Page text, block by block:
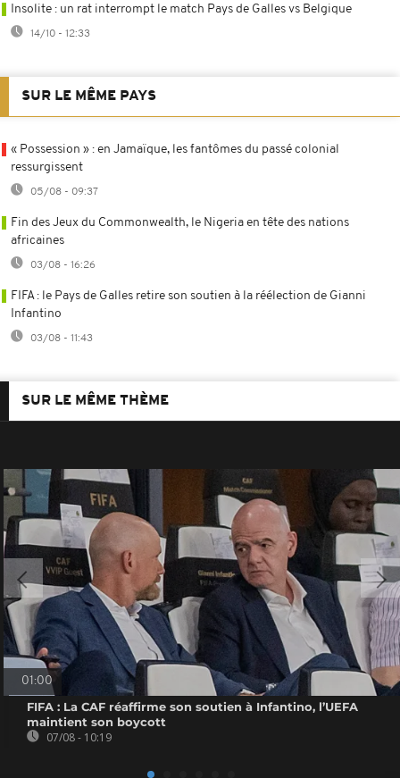
Insolite : un rat interrompt le match Pays de Galles vs Belgique
14/10 - 12:33
SUR LE MÊME PAYS
« Possession » : en Jamaïque, les fantômes du passé colonial
ressurgissent
05/08 - 09:37
Fin des Jeux du Commonwealth, le Nigeria en tête des nations
africaines
03/08 - 16:26
FIFA : le Pays de Galles retire son soutien à la réélection de Gianni
Infantino
03/08 - 11:43
SUR LE MÊME THÈME
01:00
FIFA : La CAF réaffirme son soutien à Infantino, l’UEFA
maintient son boycott
07/08 - 10:19